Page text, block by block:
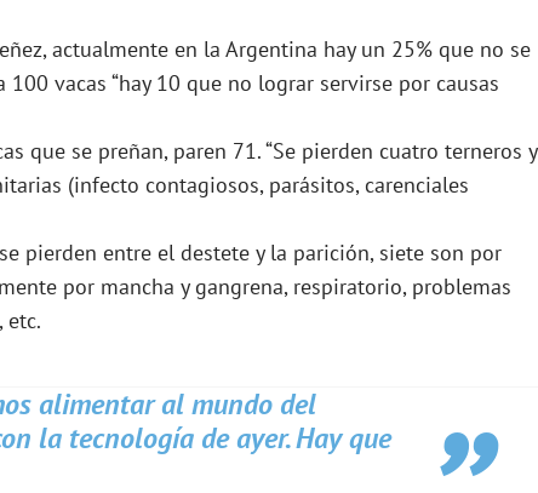
actualmente en la Argentina hay un 25% que no se
100 vacas “hay 10 que no lograr servirse por causas
que se preñan, paren 71. “Se pierden cuatro terneros y
(infecto contagiosos, parásitos, carenciales
pierden entre el destete y la parición, siete son por
por mancha y gangrena, respiratorio, problemas
etc.
alimentar al mundo del
la tecnología de ayer. Hay que